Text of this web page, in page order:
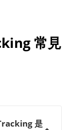
常見
是